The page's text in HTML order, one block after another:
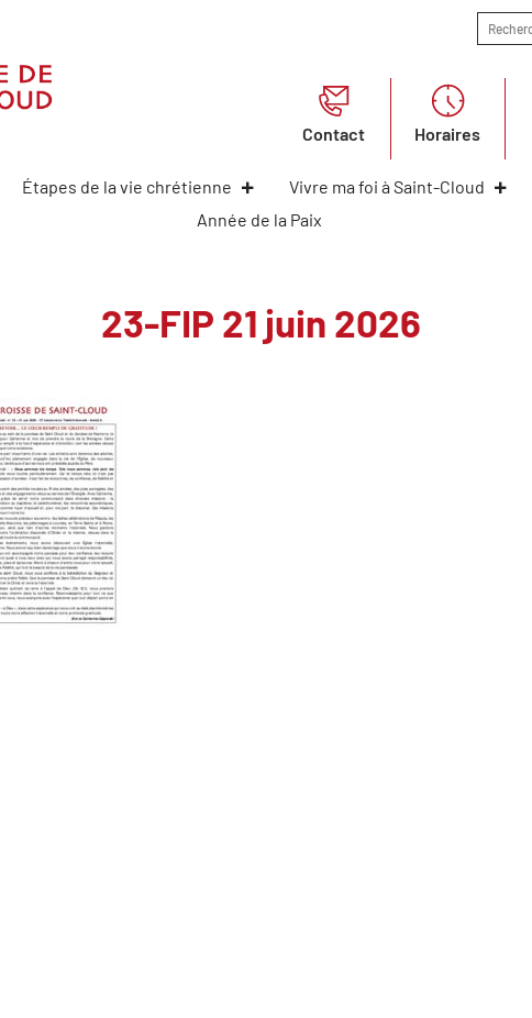
Contact Horaires
Étapes de la vie chrétienne Vivre ma foi à Saint-Cloud
Année de la Paix
23-FIP 21 juin 2026